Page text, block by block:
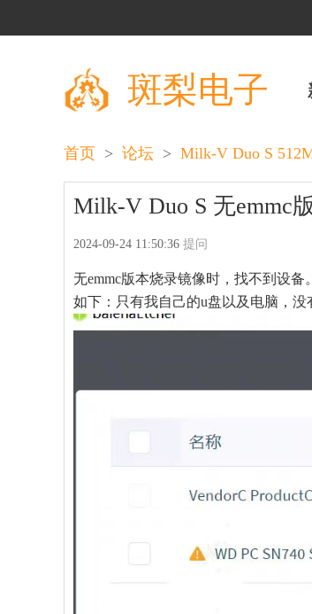
斑梨电子
首页 > 论坛 > Milk-V Duo S
Milk-V Duo S 无emmc
2024-09-24 11:50:36 提问
无emmc版本烧录镜像时，找不到设备。
如下：只有我自己的u盘以及电脑，没